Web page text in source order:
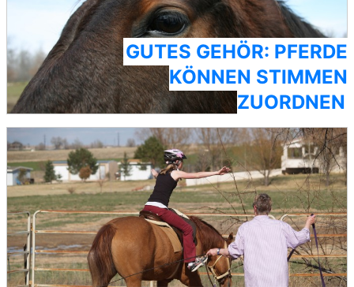
GUTES GEHÖR: PFERDE
KÖNNEN STIMMEN
ZUORDNEN